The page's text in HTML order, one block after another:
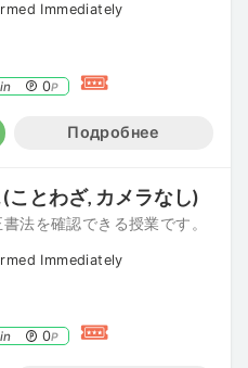
Immediately
0P
Подробнее
ことわざ, カメラなし)
法を確認できる授業です。
Immediately
0P